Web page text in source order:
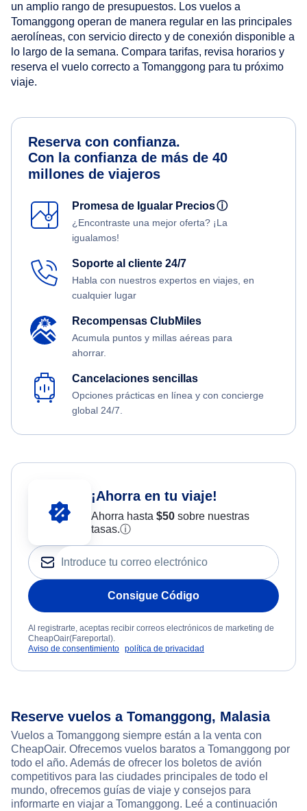
un amplio rango de presupuestos. Los vuelos a
Tomanggong operan de manera regular en las principales
aerolíneas, con servicio directo y de conexión disponible a
lo largo de la semana. Compara tarifas, revisa horarios y
reserva el vuelo correcto a Tomanggong para tu próximo
viaje.
Reserva con confianza.
Con la confianza de más de 40
millones de viajeros
Promesa de Igualar Preciosⓘ
¿Encontraste una mejor oferta? ¡La
igualamos!
Soporte al cliente 24/7
Habla con nuestros expertos en viajes, en
cualquier lugar
Recompensas ClubMiles
Acumula puntos y millas aéreas para
ahorrar.
Cancelaciones sencillas
Opciones prácticas en línea y con concierge
global 24/7.
¡Ahorra en tu viaje!
Ahorra hasta $50sobre nuestras
tasas.ⓘ
Consigue Código
Al registrarte, aceptas recibir correos electrónicos de marketing de
CheapOair(Fareportal).
Aviso de consentimiento política de privacidad
Reserve vuelos a Tomanggong, Malasia
Vuelos a Tomanggong siempre están a la venta con
CheapOair. Ofrecemos vuelos baratos a Tomanggong por
todo el año. Además de ofrecer los boletos de avión
competitivos para las ciudades principales de todo el
mundo, ofrecemos guías de viaje y consejos para
informarte en viajar a Tomanggong. Leé a continuación